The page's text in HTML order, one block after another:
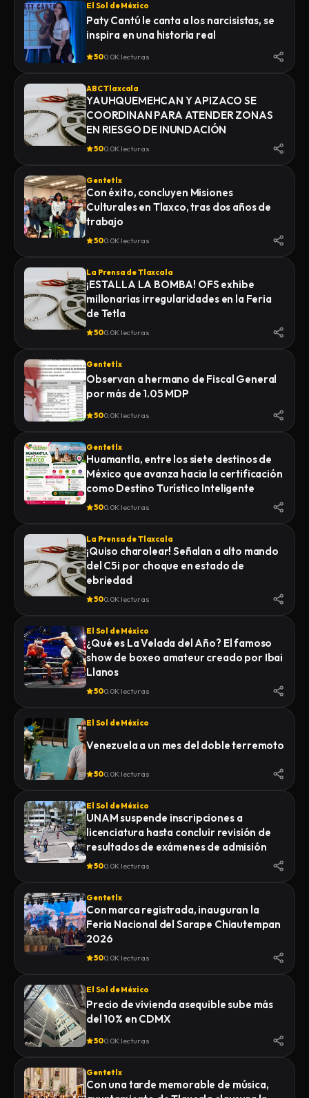
El Sol de México
Paty Cantú le canta a los narcisistas, se
inspira en una historia real
500.0K lecturas
ABC Tlaxcala
YAUHQUEMEHCAN Y APIZACO SE
COORDINAN PARA ATENDER ZONAS
EN RIESGO DE INUNDACIÓN
500.0K lecturas
Gentetlx
Con éxito, concluyen Misiones
Culturales en Tlaxco, tras dos años de
trabajo
500.0K lecturas
La Prensa de Tlaxcala
¡ESTALLA LA BOMBA! OFS exhibe
millonarias irregularidades en la Feria
de Tetla
500.0K lecturas
Gentetlx
Observan a hermano de Fiscal General
por más de 1.05 MDP
500.0K lecturas
Gentetlx
Huamantla, entre los siete destinos de
México que avanza hacia la certificación
como Destino Turístico Inteligente
500.0K lecturas
La Prensa de Tlaxcala
¡Quiso charolear! Señalan a alto mando
del C5i por choque en estado de
ebriedad
500.0K lecturas
El Sol de México
¿Qué es La Velada del Año? El famoso
show de boxeo amateur creado por Ibai
Llanos
500.0K lecturas
El Sol de México
Venezuela a un mes del doble terremoto
500.0K lecturas
El Sol de México
UNAM suspende inscripciones a
licenciatura hasta concluir revisión de
resultados de exámenes de admisión
500.0K lecturas
Gentetlx
Con marca registrada, inauguran la
Feria Nacional del Sarape Chiautempan
2026
500.0K lecturas
El Sol de México
Precio de vivienda asequible sube más
del 10% en CDMX
500.0K lecturas
Gentetlx
Con una tarde memorable de música,